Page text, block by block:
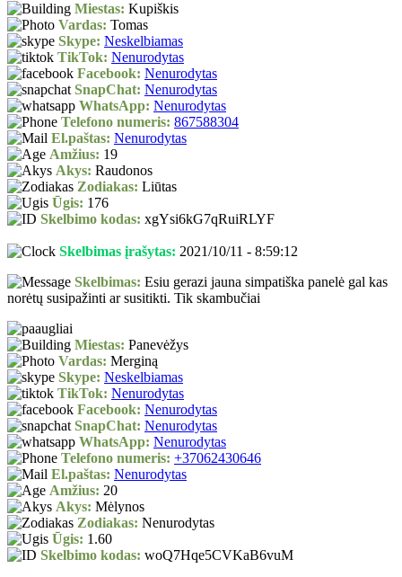
Miestas: Kupiškis
Vardas: Tomas
Skype: Neskelbiamas
TikTok: Nenurodytas
Facebook: Nenurodytas
SnapChat: Nenurodytas
WhatsApp: Nenurodytas
Telefono numeris: 867588304
El.paštas: Nenurodytas
Amžius: 19
Akys: Raudonos
Zodiakas: Liūtas
Ūgis: 176
Skelbimo kodas: xgYsi6kG7qRuiRLYF
Skelbimas įrašytas: 2021/10/11 - 8:59:12
Skelbimas: Esiu gerazi jauna simpatiška panelė gal kas
norėtų susipažinti ar susitikti. Tik skambučiai
Miestas: Panevėžys
Vardas: Merginą
Skype: Neskelbiamas
TikTok: Nenurodytas
Facebook: Nenurodytas
SnapChat: Nenurodytas
WhatsApp: Nenurodytas
Telefono numeris: +37062430646
El.paštas: Nenurodytas
Amžius: 20
Akys: Mėlynos
Zodiakas: Nenurodytas
Ūgis: 1.60
Skelbimo kodas: woQ7Hqe5CVKaB6vuM